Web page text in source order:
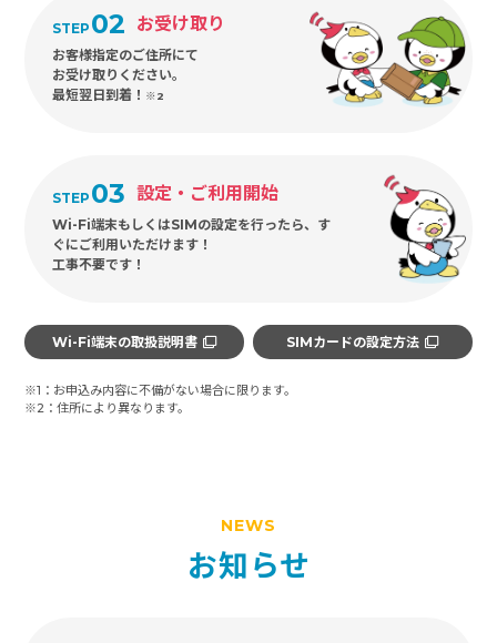
STEP 02 お受け取り
お客様指定のご住所にて
お受け取りください。
最短翌日到着！ ※2
STEP 03 設定・ご利用開始
Wi-Fi端末もしくはSIMの設定を行ったら、す
ぐにご利用いただけます！
工事不要です！
※1：お申込み内容に不備がない場合に限ります。
※2：住所により異なります。
Wi-Fi端末の取扱説明書 SIMカードの設定方法
NEWS
お知らせ